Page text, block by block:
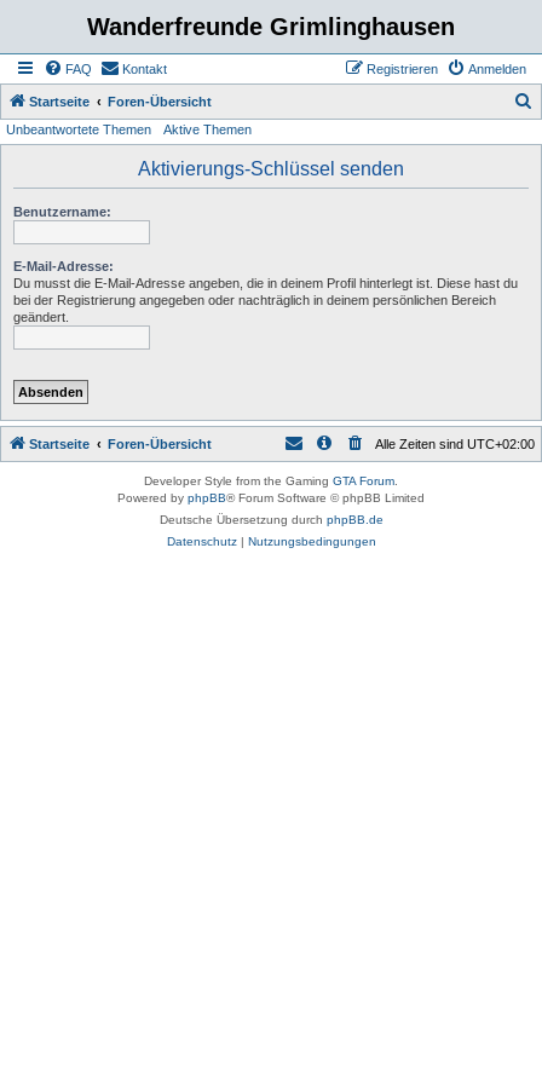
Wanderfreunde Grimlinghausen
FAQ Kontakt Anmelden
Registrieren
Startseite Foren-Übersicht
Unbeantwortete Themen Aktive Themen
Aktivierungs-Schlüssel senden
Benutzername:
E-Mail-Adresse:
Du musst die E-Mail-Adresse angeben, die in deinem Profil hinterlegt ist. Diese hast du
bei der Registrierung angegeben oder nachträglich in deinem persönlichen Bereich
geändert.
Startseite Foren-Übersicht Alle Zeiten sind UTC+02:00
Developer Style from the Gaming GTA Forum
Powered by phpBB® Forum Software © phpBB Limited
Deutsche Übersetzung durch phpBB.de
Datenschutz| Nutzungsbedingungen